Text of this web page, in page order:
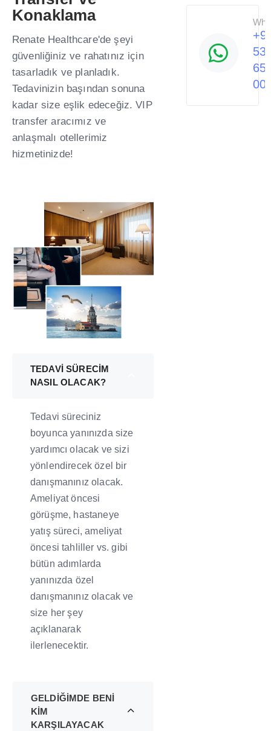
Konaklama ​
Renate Healthcare'de şeyi
güvenliğiniz ve rahatınız için
tasarladık ve planladık.
Tedavinizin başından sonuna
kadar size eşlik edeceğiz. VIP
transfer aracımız ve
anlaşmalı otellerimiz
hizmetinizde! ​
TEDAVİ SÜRECİM
NASIL OLACAK?
Tedavi süreciniz
boyunca yanınızda size
yardımcı olacak ve sizi
yönlendirecek özel bir
danışmanınız olacak.
Ameliyat öncesi
görüşme, hastaneye
yatış süreci, ameliyat
öncesi tahliller vs. gibi
bütün adımlarda
yanınızda özel
danışmanınız olacak ve
size her şey
açıklanarak
ilerlenecektir.
GELDİĞİMDE BENİ
KİM
KARŞILAYACAK
00